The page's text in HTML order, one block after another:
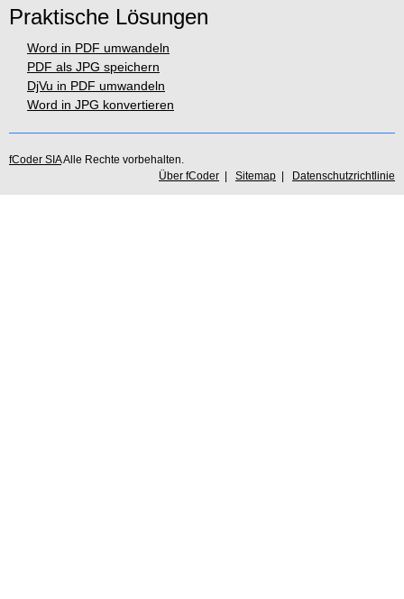
Praktische Lösungen
Word in PDF umwandeln
PDF als JPG speichern
DjVu in PDF umwandeln
Word in JPG konvertieren
fCoder SIAAlle Rechte vorbehalten.
Über fCoder
Sitemap Datenschutzrichtlinie